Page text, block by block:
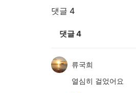
댓글 4
댓글4
류국희
열심히 걸었어요